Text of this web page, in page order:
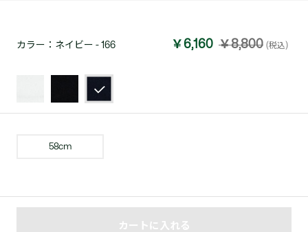
カラー： ネイビー - 166 ￥6,160 ￥8,800 (税込)
58cm
カートに入れる